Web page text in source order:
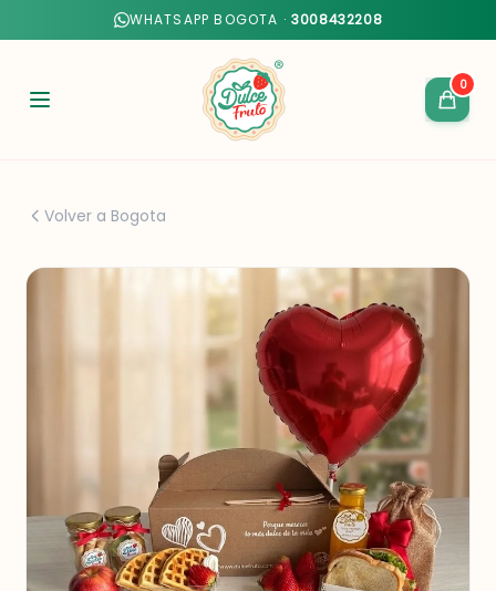
WHATSAPP BOGOTA ·3008432208
0
Volver a Bogota